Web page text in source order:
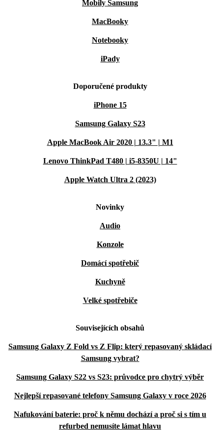
Mobily Samsung
MacBooky
Notebooky
iPady
Doporučené produkty
iPhone 15
Samsung Galaxy S23
Apple MacBook Air 2020 | 13.3" | M1
Lenovo ThinkPad T480 | i5-8350U | 14"
Apple Watch Ultra 2 (2023)
Novinky
Audio
Konzole
Domácí spotřebič
Kuchyně
Velké spotřebiče
Souvisejících obsahů
Samsung Galaxy Z Fold vs Z Flip: který repasovaný skládací
Samsung vybrat?
Samsung Galaxy S22 vs S23: průvodce pro chytrý výběr
Nejlepší repasované telefony Samsung Galaxy v roce 2026
Nafukování baterie: proč k němu dochází a proč si s tím u
refurbed nemusíte lámat hlavu